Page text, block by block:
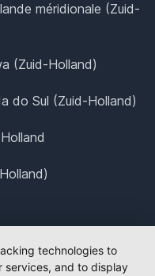
méridionale (Zuid-
(Zuid-Holland)
do Sul (Zuid-Holland)
technologies to
services, and to display